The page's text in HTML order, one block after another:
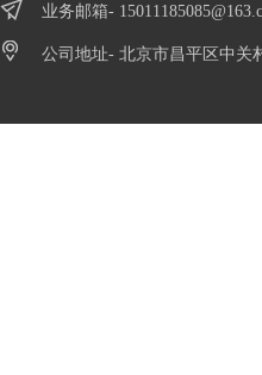
业务邮箱-
公司地址- 北京市昌平区中关